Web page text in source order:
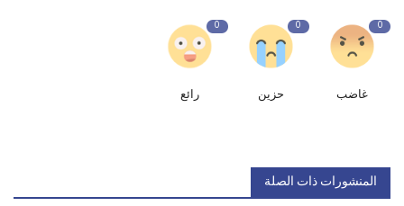
0
غاضب
0
حزين
0
رائع
المنشورات ذات الصلة